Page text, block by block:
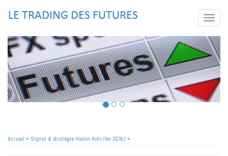
principal
Toggle
Accueil > Signal & stratégie Heikin Ashi (fev 2016) >